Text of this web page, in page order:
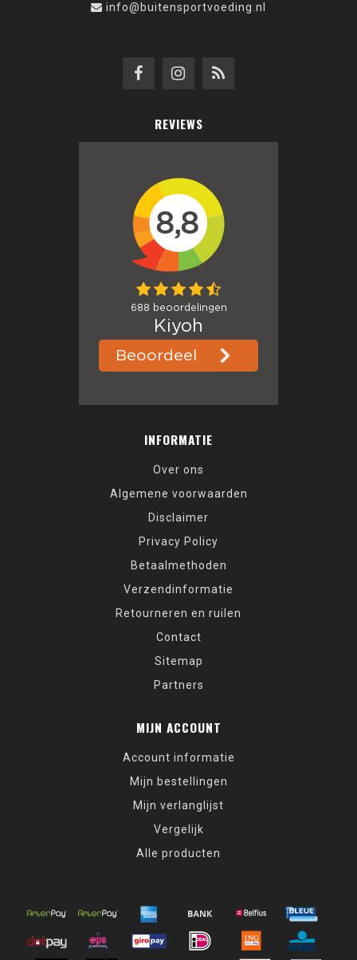
info@buitensportvoeding.nl
REVIEWS
INFORMATIE
Over ons
Algemene voorwaarden
Disclaimer
Privacy Policy
Betaalmethoden
Verzendinformatie
Retourneren en ruilen
Contact
Sitemap
Partners
MIJN ACCOUNT
Account informatie
Mijn bestellingen
Mijn verlanglijst
Vergelijk
Alle producten